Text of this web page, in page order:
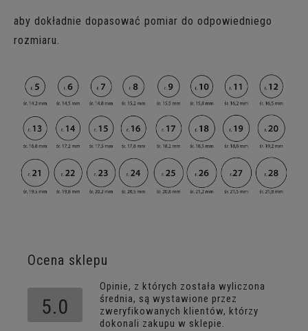
aby dokładnie dopasować pomiar do odpowiedniego
rozmiaru.
Ocena sklepu
5.0
Opinie, z których została wyliczona
średnia, są wystawione przez
zweryfikowanych klientów, którzy
dokonali zakupu w sklepie.